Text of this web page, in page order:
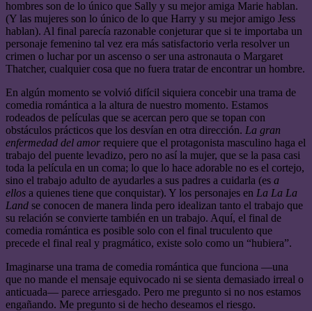
hombres son de lo único que Sally y su mejor amiga Marie hablan.
(Y las mujeres son lo único de lo que Harry y su mejor amigo Jess
hablan). Al final parecía razonable conjeturar que si te importaba un
personaje femenino tal vez era más satisfactorio verla resolver un
crimen o luchar por un ascenso o ser una astronauta o Margaret
Thatcher, cualquier cosa que no fuera tratar de encontrar un hombre.
En algún momento se volvió difícil siquiera concebir una trama de
comedia romántica a la altura de nuestro momento. Estamos
rodeados de películas que se acercan pero que se topan con
obstáculos prácticos que los desvían en otra dirección. La gran
enfermedad del amor requiere que el protagonista masculino haga el
trabajo del puente levadizo, pero no así la mujer, que se la pasa casi
toda la película en un coma; lo que lo hace adorable no es el cortejo,
sino el trabajo adulto de ayudarles a sus padres a cuidarla (es a
ellos a quienes tiene que conquistar). Y los personajes en La La La
Land se conocen de manera linda pero idealizan tanto el trabajo que
su relación se convierte también en un trabajo. Aquí, el final de
comedia romántica es posible solo con el final truculento que
precede el final real y pragmático, existe solo como un “hubiera”.
Imaginarse una trama de comedia romántica que funciona —una
que no mande el mensaje equivocado ni se sienta demasiado irreal o
anticuada— parece arriesgado. Pero me pregunto si no nos estamos
engañando. Me pregunto si de hecho deseamos el riesgo.